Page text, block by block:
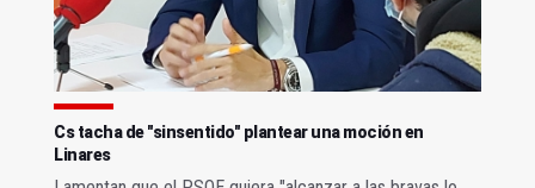
Cs tacha de "sinsentido" plantear una moción en
Linares